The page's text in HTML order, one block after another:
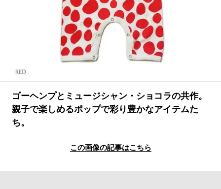
#FASHION #MUSIC #MOVIE
#LIFESTYLE #SNEAKER #OUTDOOR
#HANDSOME HANDBOOK
ゴーヘンプとミュージシャン・ショコラの共作。
親子で楽しめるポップで彩り豊かなアイテムた
ち。
この画像の記事はこちら